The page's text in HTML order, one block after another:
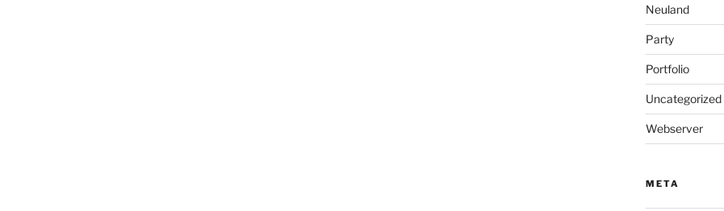
Neuland
Party
Portfolio
Uncategorized
Webserver
META